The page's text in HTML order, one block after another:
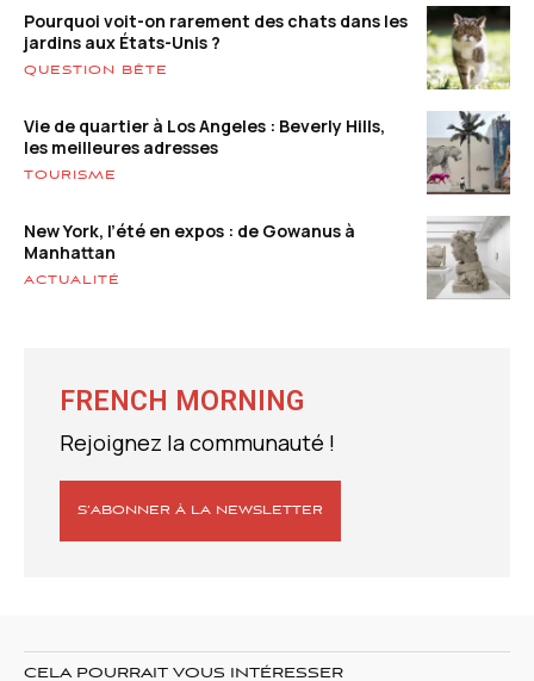
Pourquoi voit-on rarement des chats dans les
jardins aux États-Unis ?
QUESTION BÊTE
Vie de quartier à Los Angeles : Beverly Hills,
les meilleures adresses
TOURISME
New York, l’été en expos : de Gowanus à
Manhattan
ACTUALITÉ
FRENCH MORNING
Rejoignez la communauté !
S’ABONNER À LA NEWSLETTER
CELA POURRAIT VOUS INTÉRESSER